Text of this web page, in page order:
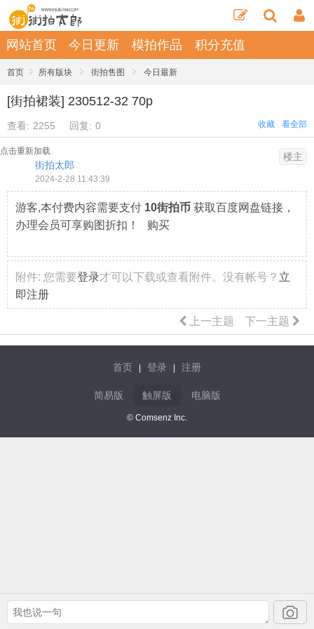
网站首页 今日更新 模拍作品 积分充值
首页 › 所有版块 › 街拍售图 › 今日最新
[街拍裙装] 230512-32 70p
查看: 2255 回复: 0 看全部
收藏
点击重新加载
街拍太郎
2024-2-28 11:43:39
楼主
游客,本付费内容需要支付 10街拍币 获取百度网盘链接，
办理会员可享购图折扣！ 购买
附件: 您需要登录才可以下载或查看附件。没有帐号？ 立
即注册
下一主题
上一主题
首页 登录 注册
简易版 触屏版 电脑版
© Comsenz Inc.